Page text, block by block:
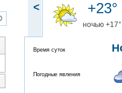
< +23°
ночью +17°
Время суток
Погодные явления